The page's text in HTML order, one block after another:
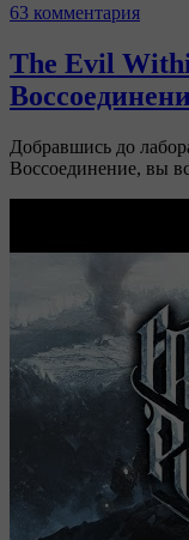
63 комментария
The Evil
Добравшись до
Воссоединение, вы